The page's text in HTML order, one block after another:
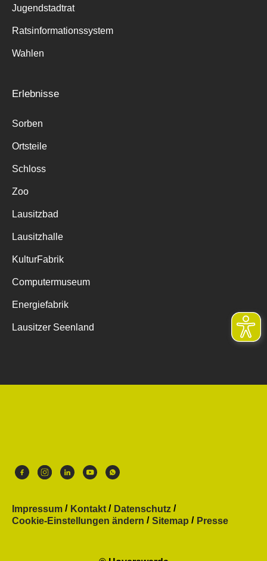
Jugendstadtrat
Ratsinformationssystem
Wahlen
Erlebnisse
Sorben
Ortsteile
Schloss
Zoo
Lausitzbad
Lausitzhalle
KulturFabrik
Computermuseum
Energiefabrik
Lausitzer Seenland
Impressum Kontakt
Datenschutz
Cookie-Einstellungen ändern
Sitemap Presse